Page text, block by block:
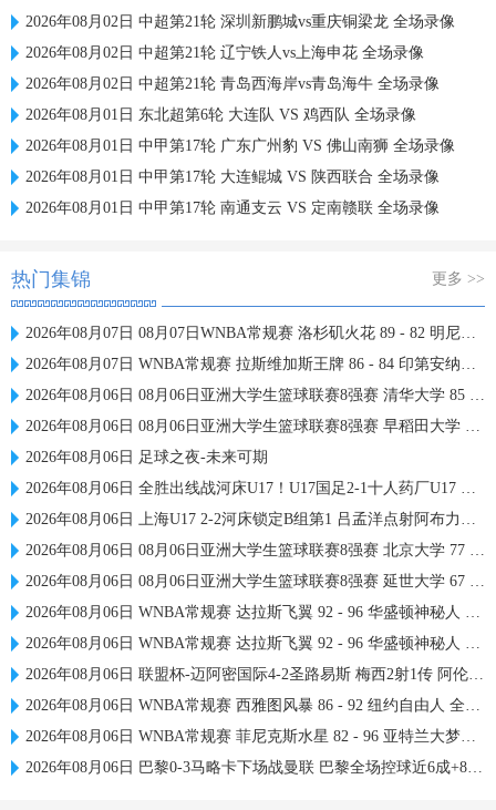
2026年08月02日 中超第21轮 深圳新鹏城vs重庆铜梁龙 全场录像
2026年08月02日 中超第21轮 辽宁铁人vs上海申花 全场录像
2026年08月02日 中超第21轮 青岛西海岸vs青岛海牛 全场录像
2026年08月01日 东北超第6轮 大连队 VS 鸡西队 全场录像
2026年08月01日 中甲第17轮 广东广州豹 VS 佛山南狮 全场录像
2026年08月01日 中甲第17轮 大连鲲城 VS 陕西联合 全场录像
2026年08月01日 中甲第17轮 南通支云 VS 定南赣联 全场录像
热门集锦 更多 >>
2026年08月07日 08月07日WNBA常规赛 洛杉矶火花 89 - 82 明尼苏达山猫 全场集锦
2026年08月07日 WNBA常规赛 拉斯维加斯王牌 86 - 84 印第安纳狂热 全场集锦
2026年08月06日 08月06日亚洲大学生篮球联赛8强赛 清华大学 85 - 81 菲律宾大学 集锦
2026年08月06日 08月06日亚洲大学生篮球联赛8强赛 早稻田大学 78 - 71 高丽大学 集锦
2026年08月06日 足球之夜-未来可期
2026年08月06日 全胜出线战河床U17！U17国足2-1十人药厂U17 赵松源登场1分钟传射
2026年08月06日 上海U17 2-2河床锁定B组第1 吕孟洋点射阿布力米破门 将战A组第2
2026年08月06日 08月06日亚洲大学生篮球联赛8强赛 北京大学 77 - 79 上海交通大学 集锦
2026年08月06日 08月06日亚洲大学生篮球联赛8强赛 延世大学 67 - 72 政治大学 集锦
2026年08月06日 WNBA常规赛 达拉斯飞翼 92 - 96 华盛顿神秘人 全场集锦
2026年08月06日 WNBA常规赛 达拉斯飞翼 92 - 96 华盛顿神秘人 全场集锦
2026年08月06日 联盟杯-迈阿密国际4-2圣路易斯 梅西2射1传 阿伦助攻戴帽
2026年08月06日 WNBA常规赛 西雅图风暴 86 - 92 纽约自由人 全场集锦
2026年08月06日 WNBA常规赛 菲尼克斯水星 82 - 96 亚特兰大梦想 全场集锦
2026年08月06日 巴黎0-3马略卡下场战曼联 巴黎全场控球近6成+8射3正未果